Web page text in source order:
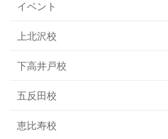
イベント
上北沢校
下高井戸校
五反田校
恵比寿校